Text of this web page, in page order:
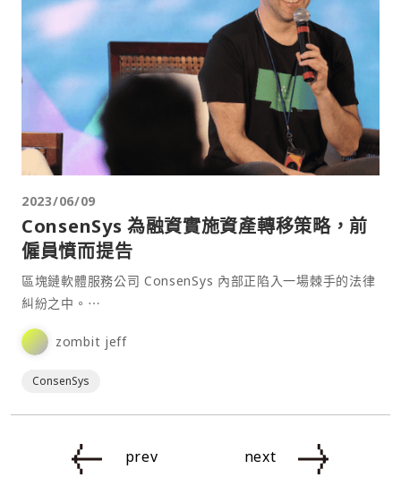
2023/06/09
ConsenSys 為融資實施資產轉移策略，前
僱員憤而提告
區塊鏈軟體服務公司 ConsenSys 內部正陷入一場棘手的法律
糾紛之中。⋯
zombit jeff
ConsenSys
prev next